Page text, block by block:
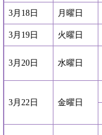
3月18日 月曜日
3月19日 火曜日
3月20日 水曜日
3月22日 金曜日